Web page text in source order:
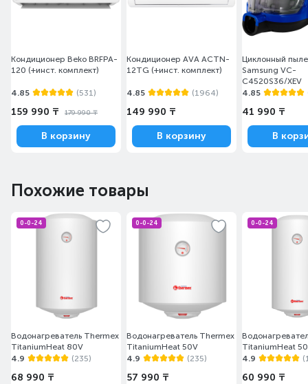
Кондиционер Beko BRFPA-
120 (+инст. комплект)
4.85 (531)
159 990 ₸ 179 990 ₸
В корзину
Кондиционер AVA ACTN-
12TG (+инст. комплект)
4.85 (1964)
149 990 ₸
В корзину
Циклонный
Samsung VC-
C4520S36/XEV
4.85
41 990 ₸
В
Похожие товары
0-0-24
Водонагреватель Thermex
TitaniumHeat 80V
4.9
(235)
68 990 ₸
0-0-24
Водонагреватель Thermex
TitaniumHeat 50V
4.9
(235)
57 990 ₸
0-0-24
TitaniumHeat
4.9
60 990 ₸